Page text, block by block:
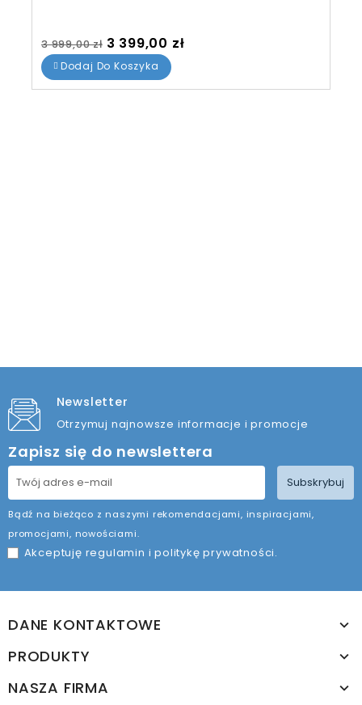
Cena standardowa
4 599,00 zł Cena
3 390,00 zł
Dodaj Do Koszyka
Newsletter
Otrzymuj najnowsze informacje i promocje
Zapisz się do newslettera
Subskrybuj
Bądź na bieżąco z naszymi rekomendacjami, inspiracjami,
promocjami, nowościami.
Akceptuję regulamin ipolitykę prywatności.
DANE KONTAKTOWE
PRODUKTY
NASZA FIRMA